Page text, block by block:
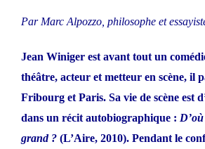
Par Marc Alpozzo, philosophe et
Jean Winiger est avant tout un
théâtre, acteur et metteur en scène, il
Fribourg et Paris. Sa vie de scène est
dans un récit autobiographique :
grand ? (L’Aire, 2010). Pendant le